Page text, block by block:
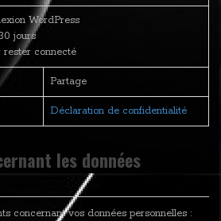
WordPress
jours
rester connecté
Partage
Déclaration de confidentialité
les données
concernant vos données personnelles :